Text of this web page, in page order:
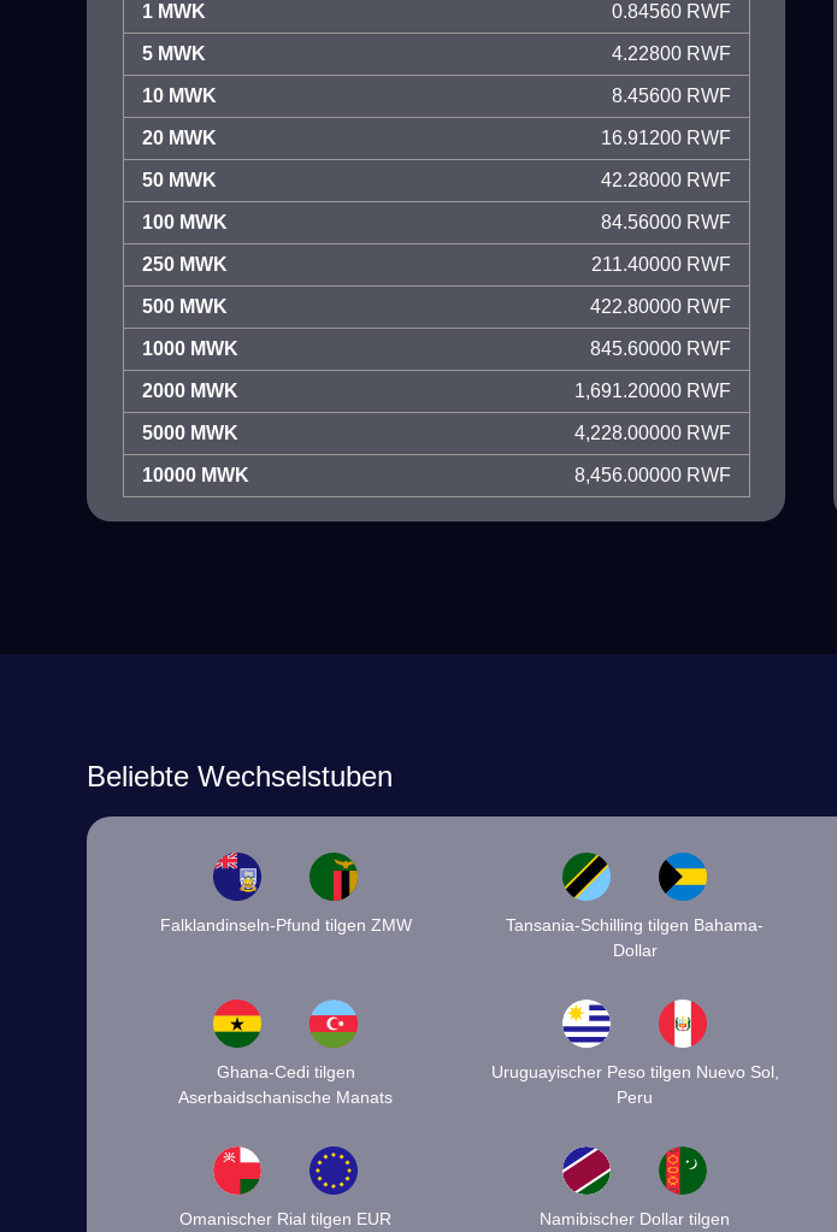
1 MWK 0.84560 RWF
5 MWK 4.22800 RWF
10 MWK 8.45600 RWF
20 MWK 16.91200 RWF
50 MWK 42.28000 RWF
100 MWK 84.56000 RWF
250 MWK 211.40000 RWF
500 MWK 422.80000 RWF
1000 MWK 845.60000 RWF
2000 MWK 1,691.20000 RWF
5000 MWK 4,228.00000 RWF
10000 MWK 8,456.00000 RWF
Beliebte Wechselstuben
Falklandinseln-Pfund tilgen ZMW
Tansania-Schilling tilgen Bahama-
Dollar
Ghana-Cedi tilgen
Aserbaidschanische Manats
Uruguayischer Peso tilgen Nuevo Sol,
Peru
Omanischer Rial tilgen EUR
Namibischer Dollar tilgen